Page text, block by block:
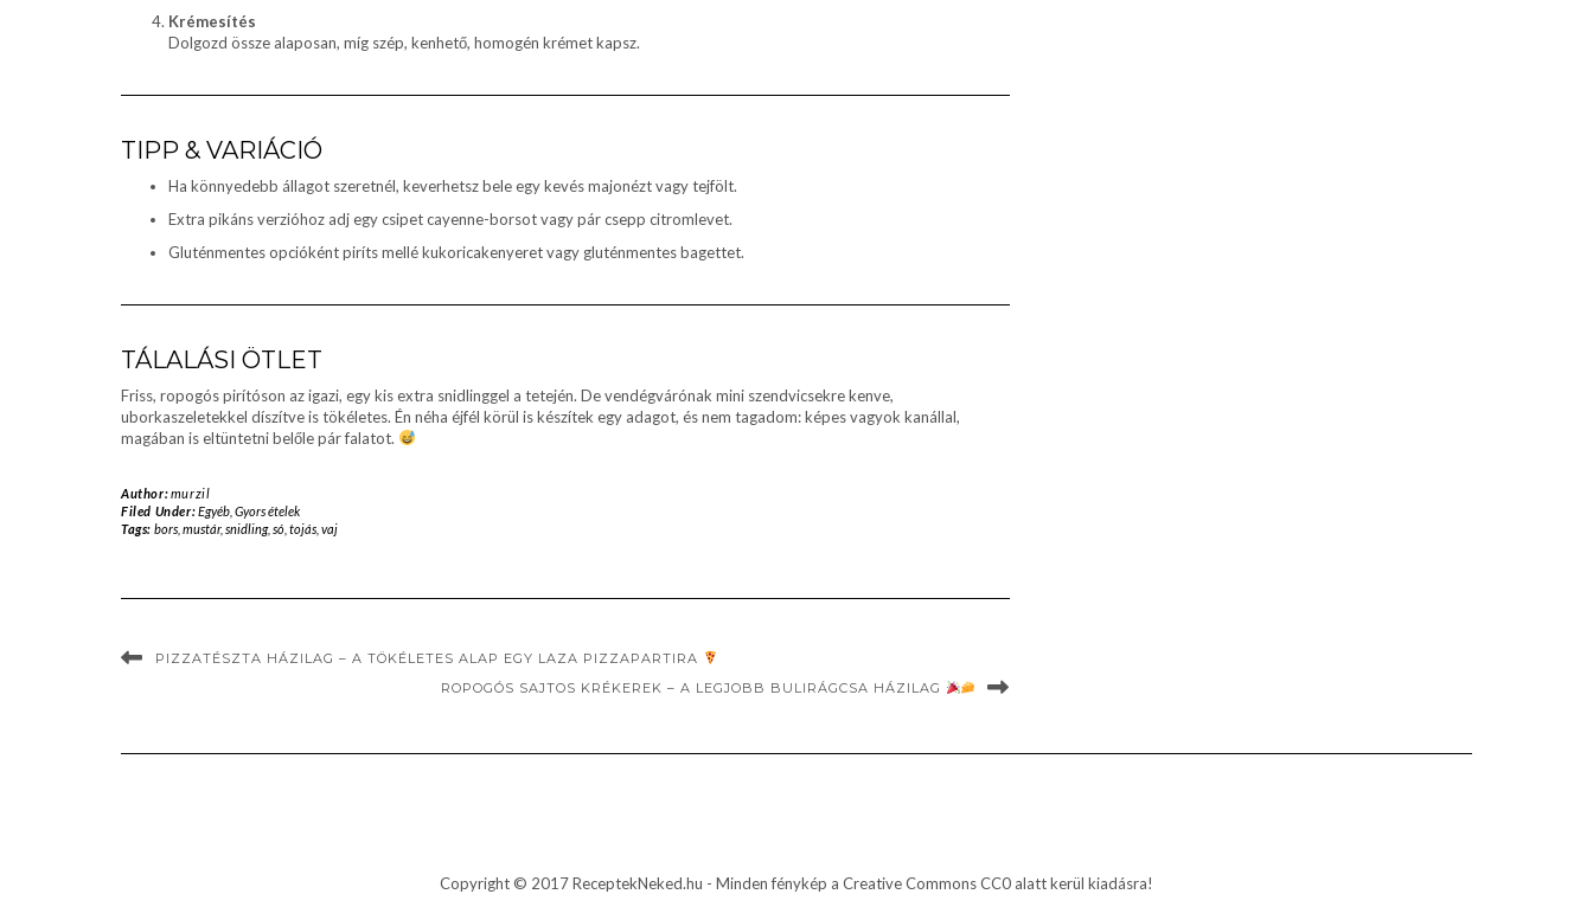
Krémesítés
Dolgozd össze alaposan, míg szép, kenhető, homogén krémet kapsz.
TIPP & VARIÁCIÓ
Ha könnyedebb állagot szeretnél, keverhetsz bele egy kevés majonézt vagy tejfölt.
Extra pikáns verzióhoz adj egy csipet cayenne-borsot vagy pár csepp citromlevet.
Gluténmentes opcióként piríts mellé kukoricakenyeret vagy gluténmentes bagettet.
TÁLALÁSI ÖTLET
Friss, ropogós pirítóson az igazi, egy kis extra snidlinggel a tetején. De vendégvárónak mini szendvicsekre kenve,
uborkaszeletekkel díszítve is tökéletes. Én néha éjfél körül is készítek egy adagot, és nem tagadom: képes vagyok kanállal,
magában is eltüntetni belőle pár falatot.
Author:murzil
Filed Under:Egyéb, Gyors ételek
Tags: bors, mustár, snidling, só, tojás, vaj
PIZZATÉSZTA HÁZILAG – A TÖKÉLETES ALAP EGY LAZA PIZZAPARTIRA
ROPOGÓS SAJTOS KRÉKEREK – A LEGJOBB BULIRÁGCSA HÁZILAG
Copyright © 2017 ReceptekNeked.hu - Minden fénykép a Creative Commons CC0 alatt kerül kiadásra!